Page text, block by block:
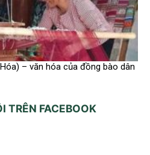
– văn hóa của đồng bào dân
TRÊN FACEBOOK